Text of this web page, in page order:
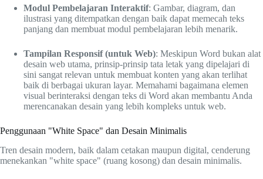
Modul Pembelajaran Interaktif: Gambar, diagram, dan
ilustrasi yang ditempatkan dengan baik dapat memecah teks
panjang dan membuat modul pembelajaran lebih menarik.
Tampilan Responsif (untuk Web): Meskipun Word bukan alat
desain web utama, prinsip-prinsip tata letak yang dipelajari di
sini sangat relevan untuk membuat konten yang akan terlihat
baik di berbagai ukuran layar. Memahami bagaimana elemen
visual berinteraksi dengan teks di Word akan membantu Anda
merencanakan desain yang lebih kompleks untuk web.
Penggunaan "White Space" dan Desain Minimalis
Tren desain modern, baik dalam cetakan maupun digital, cenderung
menekankan "white space" (ruang kosong) dan desain minimalis.